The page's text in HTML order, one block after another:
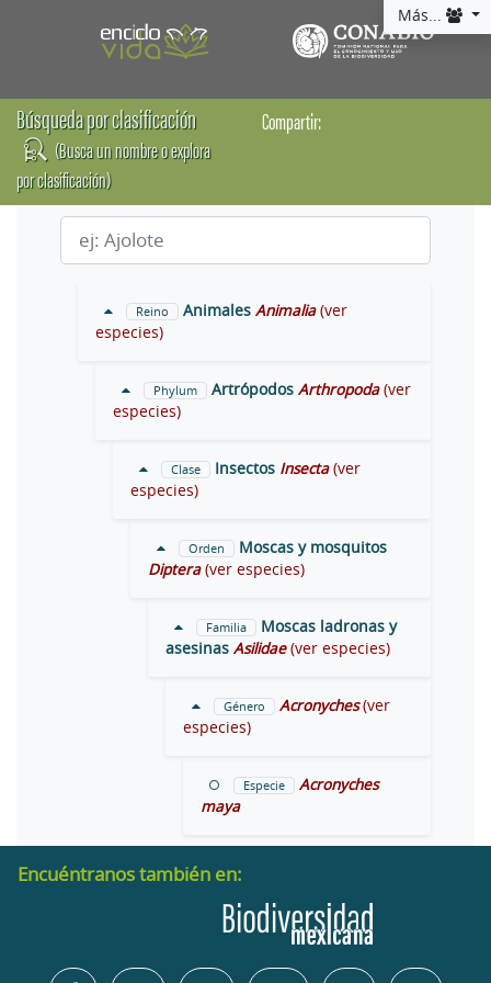
Más...
Búsqueda por clasificación
(Busca un nombre o explora
por clasificación)
Compartir:
Reino Animales Animalia (ver
especies)
Phylum Artrópodos Arthropoda (ver
especies)
Clase Insectos Insecta (ver
especies)
Orden
Moscas y mosquitos
Diptera (ver especies)
Familia
Moscas ladronas y
asesinas Asilidae (ver especies)
Género Acronyches (ver
especies)
Especie
Acronyches
maya
Encuéntranos también en: